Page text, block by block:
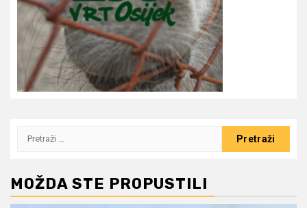
Pretraži:
MOŽDA STE PROPUSTILI